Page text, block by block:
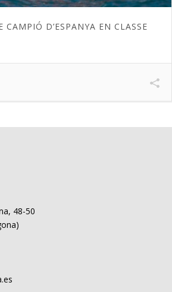
CAMPIÓ D’ESPANYA EN CLASSE
48-50